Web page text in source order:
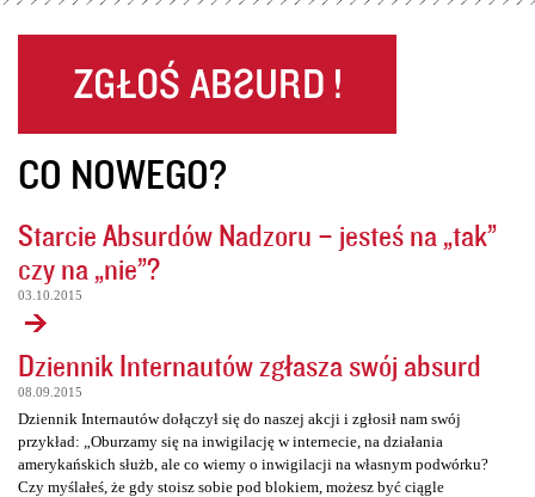
CO NOWEGO?
Starcie Absurdów Nadzoru – jesteś na „tak”
czy na „nie”?
03.10.2015
Dziennik Internautów zgłasza swój absurd
08.09.2015
Dziennik Internautów dołączył się do naszej akcji i zgłosił nam swój
przykład: „Oburzamy się na inwigilację w internecie, na działania
amerykańskich służb, ale co wiemy o inwigilacji na własnym podwórku?
Czy myślałeś, że gdy stoisz sobie pod blokiem, możesz być ciągle